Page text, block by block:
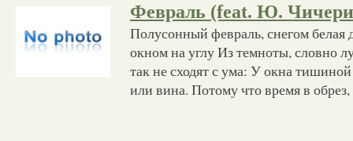
Февраль (feat. Ю.
Полусонный февраль, снегом белая
окном на углу Из темноты, словно
так не сходят с ума: У окна
или вина. Потому что время в